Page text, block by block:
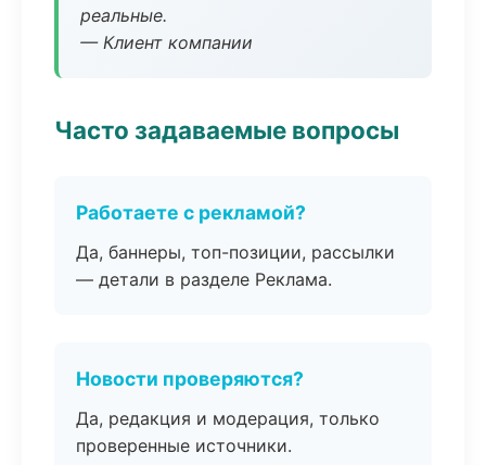
реальные.
— Клиент компании
Часто задаваемые вопросы
Работаете с рекламой?
Да, баннеры, топ-позиции, рассылки
— детали в разделе Реклама.
Новости проверяются?
Да, редакция и модерация, только
проверенные источники.